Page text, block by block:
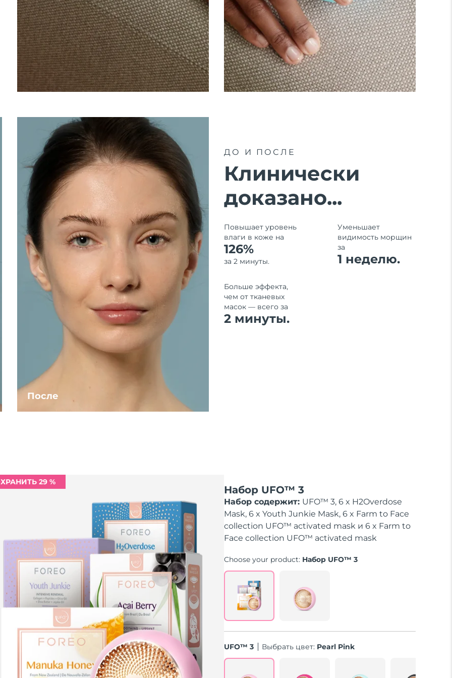
После
ДО И ПОСЛЕ
Клинически
доказано...
Повышает уровень
влаги в коже на
126%
за 2 минуты.
Уменьшает
видимость морщин
за
1 неделю.
Больше эффекта,
чем от тканевых
масок — всего за
2 минуты.
29 %
Набор UFO™ 3
Набор содержит: UFO™ 3, 6 x H2Overdose
Mask, 6 x Youth Junkie Mask, 6 x Farm to Face
collection UFO™ activated mask и 6 x Farm to
Face collection UFO™ activated mask
Choose your product: Набор UFO™ 3
UFO™ 3 Выбрать цвет: Pearl Pink